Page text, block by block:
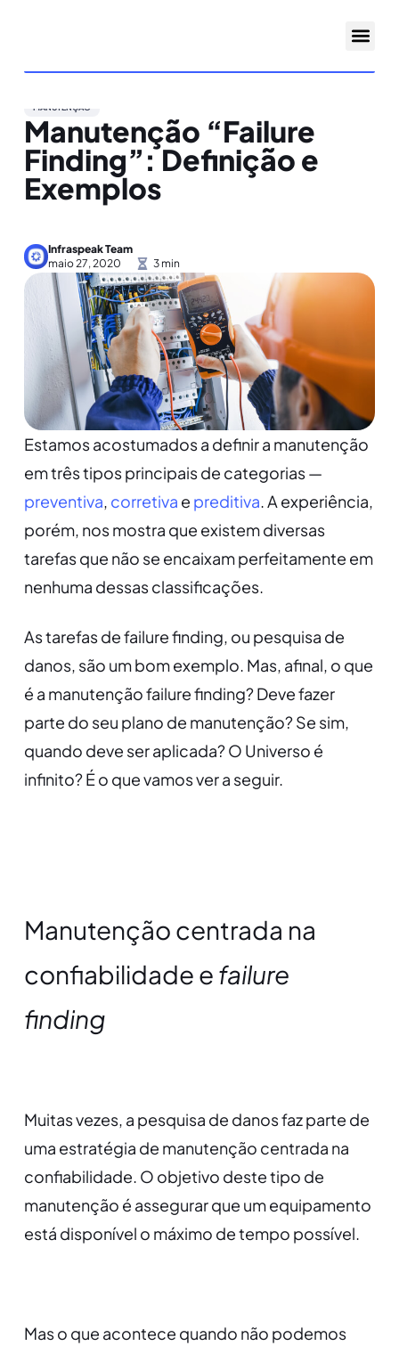
MANUTENÇÃO
Manutenção “Failure
Finding”: Definição e
Exemplos
Infraspeak Team
maio 27, 2020
Estamos acostumados a definir a manutenção
em três tipos principais de categorias —
preventiva, corretiva e preditiva. A experiência,
porém, nos mostra que existem diversas
tarefas que não se encaixam perfeitamente em
nenhuma dessas classificações.
As tarefas de failure finding, ou pesquisa de
danos, são um bom exemplo. Mas, afinal, o que
é a manutenção failure finding? Deve fazer
parte do seu plano de manutenção? Se sim,
quando deve ser aplicada? O Universo é
infinito? É o que vamos ver a seguir.
Manutenção centrada na
confiabilidade e failure
finding
Muitas vezes, a pesquisa de danos faz parte de
uma estratégia de manutenção centrada na
confiabilidade. O objetivo deste tipo de
manutenção é assegurar que um equipamento
está disponível o máximo de tempo possível.
Mas o que acontece quando não podemos